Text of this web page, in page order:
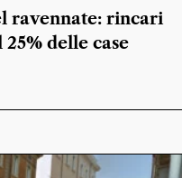
ravennate: rincari
delle case